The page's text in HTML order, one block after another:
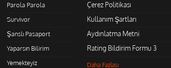
Parola Parola
Survivor
Şanslı Pasaport
Yaparsın Bilirim
Yemekteyiz
Çerez Politikası
Kullanım Şartları
Aydınlatma Metni
Rating Bildirim Formu 3
Daha Fazlası